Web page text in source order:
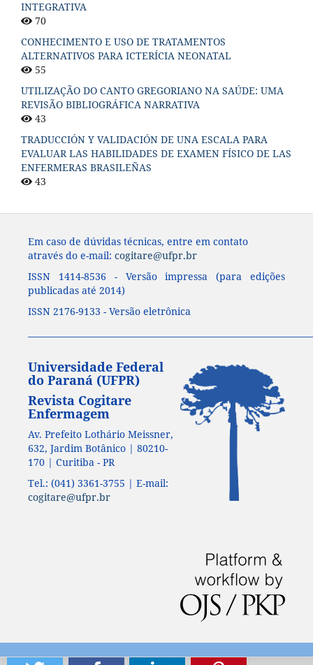
INTEGRATIVA
70
CONHECIMENTO E USO DE TRATAMENTOS
ALTERNATIVOS PARA ICTERÍCIA NEONATAL
55
UTILIZAÇÃO DO CANTO GREGORIANO NA SAÚDE: UMA
REVISÃO BIBLIOGRÁFICA NARRATIVA
43
TRADUCCIÓN Y VALIDACIÓN DE UNA ESCALA PARA
EVALUAR LAS HABILIDADES DE EXAMEN FÍSICO DE LAS
ENFERMERAS BRASILEÑAS
43
Em caso de dúvidas técnicas, entre em contato
através do e-mail: cogitare@ufpr.br
ISSN 1414-8536 - Versão impressa (para edições
publicadas até 2014)
ISSN 2176-9133 - Versão eletrônica
Universidade Federal
do Paraná (UFPR)
Revista Cogitare
Enfermagem
Av. Prefeito Lothário Meissner,
632, Jardim Botânico | 80210-
170 | Curitiba - PR
Tel.: (041) 3361-3755 | E-mail:
cogitare@ufpr.br